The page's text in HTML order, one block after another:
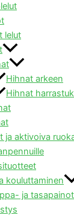
lelut
Hihnat arkeen
Hihnat
ja aktivoiva
kouluttaminen
ja